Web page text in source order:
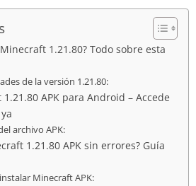
1.21.80? Todo sobre esta
de la versión 1.21.80:
APK para Android – Accede
archivo APK:
1.21.80 APK sin errores? Guía
Minecraft APK: